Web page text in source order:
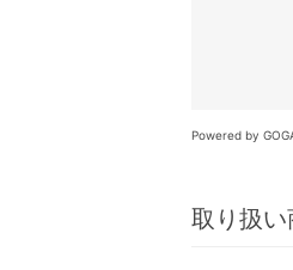
Powered by
取り扱い